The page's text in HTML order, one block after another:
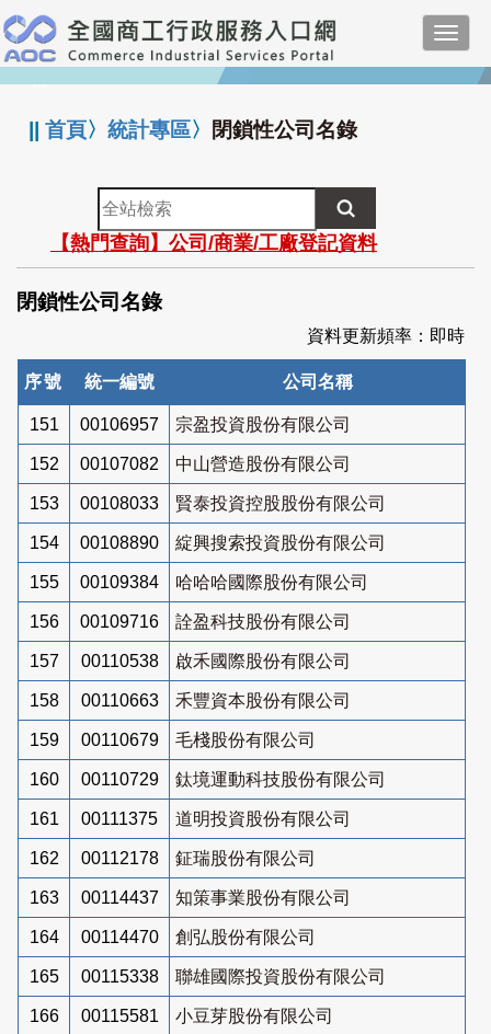
跳
到
主
要
:::
||首頁〉統計專區〉 閉鎖性公司名錄
全
站
檢
索
【熱門查詢】公司/商業/工廠登記資料
閉鎖性公司名錄
資料更新頻率：即時
序號 統一編號 公司名稱
151 00106957 宗盈投資股份有限公司
152 00107082 中山營造股份有限公司
153 00108033 賢泰投資控股股份有限公司
154 00108890 綻興搜索投資股份有限公司
155 00109384 哈哈哈國際股份有限公司
156 00109716 詮盈科技股份有限公司
157 00110538 啟禾國際股份有限公司
158 00110663 禾豐資本股份有限公司
159 00110679 毛棧股份有限公司
160 00110729 鈦境運動科技股份有限公司
161 00111375 道明投資股份有限公司
162 00112178 鉦瑞股份有限公司
163 00114437 知策事業股份有限公司
164 00114470 創弘股份有限公司
165 00115338 聯雄國際投資股份有限公司
166 00115581 小豆芽股份有限公司